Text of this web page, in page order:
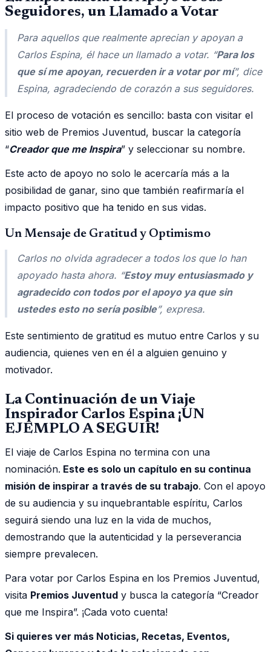
Seguidores, un Llamado a Votar
Para aquellos que realmente aprecian y apoyan a
Carlos Espina, él hace un llamado a votar. “Para los
que sí me apoyan, recuerden ir a votar por mí”, dice
Espina, agradeciendo de corazón a sus seguidores.
El proceso de votación es sencillo: basta con visitar el
sitio web de Premios Juventud, buscar la categoría
“Creador que me Inspira” y seleccionar su nombre.
Este acto de apoyo no solo le acercaría más a la
posibilidad de ganar, sino que también reafirmaría el
impacto positivo que ha tenido en sus vidas.
Un Mensaje de Gratitud y Optimismo
Carlos no olvida agradecer a todos los que lo han
apoyado hasta ahora. “Estoy muy entusiasmado y
agradecido con todos por el apoyo ya que sin
ustedes esto no sería posible”, expresa.
Este sentimiento de gratitud es mutuo entre Carlos y su
audiencia, quienes ven en él a alguien genuino y
motivador.
La Continuación de un Viaje
Inspirador Carlos Espina ¡UN
EJEMPLO A SEGUIR!
El viaje de Carlos Espina no termina con una
nominación. Este es solo un capítulo en su continua
misión de inspirar a través de su trabajo. Con el apoyo
de su audiencia y su inquebrantable espíritu, Carlos
seguirá siendo una luz en la vida de muchos,
demostrando que la autenticidad y la perseverancia
siempre prevalecen.
Para votar por Carlos Espina en los Premios Juventud,
visita Premios Juventud y busca la categoría “Creador
que me Inspira”. ¡Cada voto cuenta!
Si quieres ver más Noticias, Recetas, Eventos,